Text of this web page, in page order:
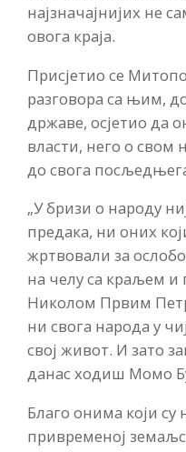
најзначајнијих не
овога краја.
Присјетио се
разговора са њим,
државе, осјетио да
власти, него о свом
до свога
„У бризи о народу
предака, ни оних
жртвовали за
на челу са краљем и
Николом Првим
ни свога народа у
свој живот. И зато
данас ходиш Момо
Благо онима који су
привременој